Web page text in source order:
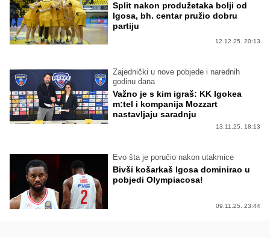
Split nakon produžetaka bolji od
Igosa, bh. centar pružio dobru
partiju
12.12.25. 20:13
Zajednički u nove pobjede i narednih
godinu dana
Važno je s kim igraš: KK Igokea
m:tel i kompanija Mozzart
nastavljaju saradnju
13.11.25. 18:13
Evo šta je poručio nakon utakmice
Bivši košarkaš Igosa dominirao u
pobjedi Olympiacosa!
09.11.25. 23:44